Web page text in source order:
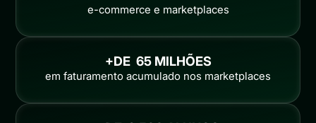
e-commerce e marketplaces
+DE 65 MILHÕES
em faturamento acumulado nos marketplaces